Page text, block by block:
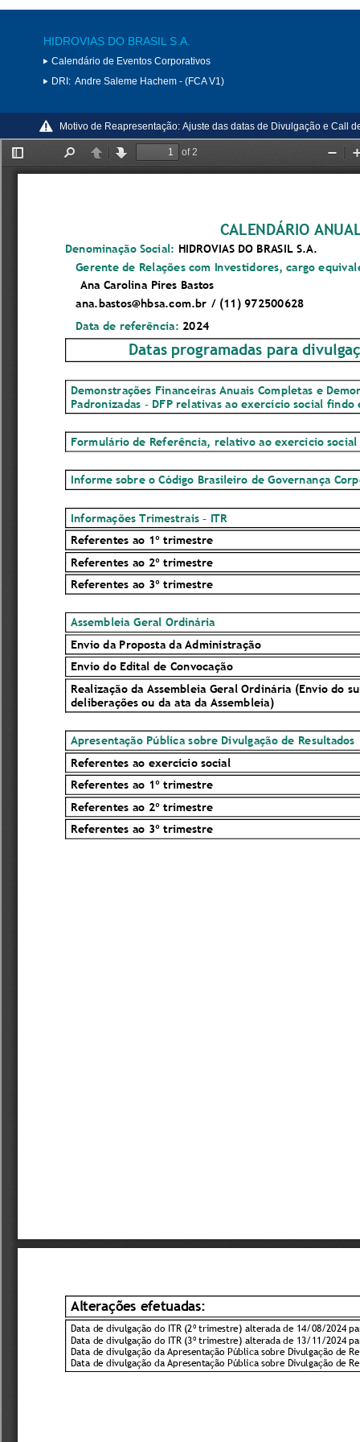
HIDROVIAS DO BRASIL S.A.
Calendário de Eventos Corporativos
DRI: Andre Saleme Hachem - (FCA V1)
Motivo de Reapresentação: Ajuste das datas de Divulgação e Call